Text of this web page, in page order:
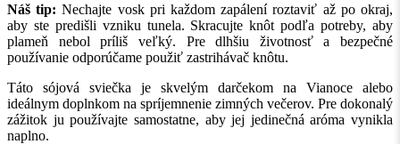
Náš tip: Nechajte vosk pri každom zapálení roztaviť až po okraj,
aby ste predišli vzniku tunela. Skracujte knôt podľa potreby, aby
plameň nebol príliš veľký. Pre dlhšiu životnosť a bezpečné
používanie odporúčame použiť zastrihávač knôtu.
Táto sójová sviečka je skvelým darčekom na Vianoce alebo
ideálnym doplnkom na spríjemnenie zimných večerov. Pre dokonalý
zážitok ju používajte samostatne, aby jej jedinečná aróma vynikla
naplno.